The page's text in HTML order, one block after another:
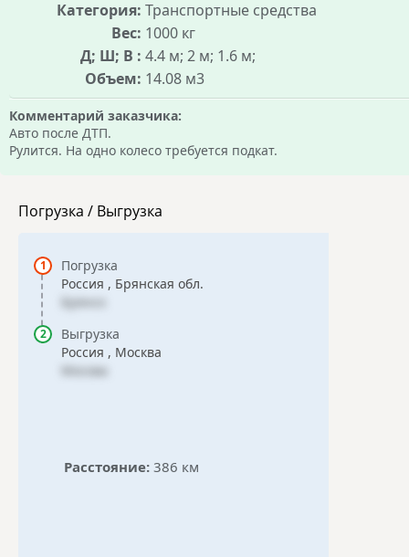
Категория: Транспортные средства
Вес: 1000 кг
Д; Ш; В : 4.4 м; 2 м; 1.6 м;
Объем: 14.08 м3
Комментарий заказчика:
Авто после ДТП.
Рулится. На одно колесо требуется подкат.
Погрузка / Выгрузка
Погрузка
Россия , Брянская обл.
Брянск
Выгрузка
Россия , Москва
Москва
Расстояние: 386 км